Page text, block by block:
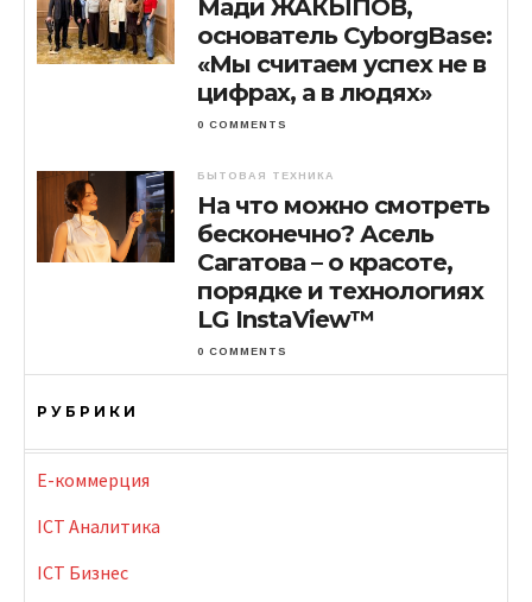
Мади ЖАКЫПОВ,
основатель CyborgBase:
«Мы считаем успех не в
цифрах, а в людях»
0 COMMENTS
БЫТОВАЯ ТЕХНИКА
На что можно смотреть
бесконечно? Асель
Сагатова – о красоте,
порядке и технологиях
LG InstaView™
0 COMMENTS
РУБРИКИ
E-коммерция
ICT Аналитика
ICT Бизнес